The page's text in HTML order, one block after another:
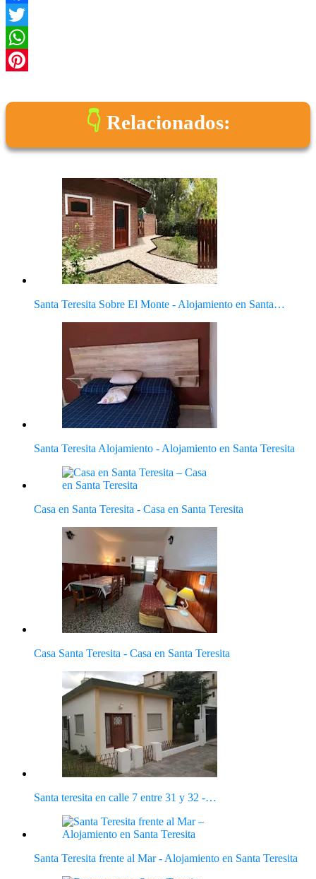
Facebook
Twitter
WhatsApp
Relacionados:
Santa Teresita Sobre El Monte - Alojamiento en Santa…
Santa Teresita Alojamiento - Alojamiento en Santa Teresita
Casa en Santa Teresita - Casa en Santa Teresita
Casa Santa Teresita - Casa en Santa Teresita
Santa teresita en calle 7 entre 31 y 32 -…
Santa Teresita frente al Mar - Alojamiento en Santa Teresita